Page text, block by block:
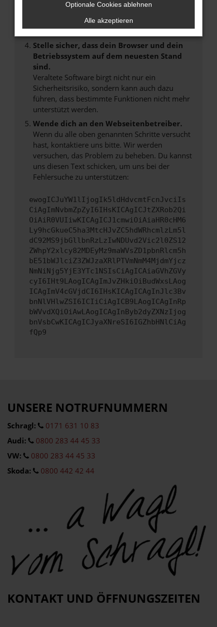
Starte dein Gerät neu.
Das kann manchmal helfen, vorübergehende
Probleme zu beheben.
Stelle sicher, dass dein Browser und dein
Betriebssystem auf dem neuesten Stand
sind.
Veraltete Software birgt nicht nur ein
Sicherheitsrisiko, sondern kann auch dazu
führen, dass bestimmte Funktionen nicht mehr
unterstützt werden.
Wende dich an den Webseitenbetreiber.
Wenn du alle oben genannten Schritte versucht
hast, kontaktiere uns bitte. Wir werden
versuchen, das Problem zu beheben. Du kannst
uns diesen Text schicken, um uns bei der
Fehlersuche zu unterstützen:
ewogICJuYW1lIjogIk5ldHdvcmtFcnJvciIs
CiAgImNvbmZpZyI6IHsKICAgICJtZXRob2Qi
OiAiR0VUIiwKICAgICJ1cmwiOiAiaHR0cHM6
Ly9hcGkueC5ha3MtcHJvZC5hdWRhcmlzLm5l
dC92MS9jbGllbnRzLzIwNDUvd2Vic2l0ZS12
ZWhpY2xlcy82MDEyMz9maWVsZD1pbnRlcm5h
bE51bWJlciZ3ZWJzaXRlPTVmNmM4MjdmYjcz
NmNiNjg5YjE3YTc1NSIsCiAgICAiaGVhZGVy
cyI6IHt9LAogICAgImJvZHkiOiBudWxsLAog
ICAgImV4cGVjdCI6IHsKICAgICAgInJlc3Bv
bnNlVHlwZSI6ICIiCiAgICB9LAogICAgInRp
bWVvdXQiOiAwLAogICAgInByb2dyZXNzIjog
bnVsbCwKICAgICJyaXNreSI6IGZhbHNlCiAg
fQp9
UNSERE NOTRUFNUMMERN
Schragl:
0171 631 10 83
Audi:
0800 283 44 45 33
VW:
0800 283 44 45 33
Skoda:
0800 442 42 44
KONTAKT UND ÖFFNUNGSZEITEN
Optionale Cookies ablehnen
Alle akzeptieren